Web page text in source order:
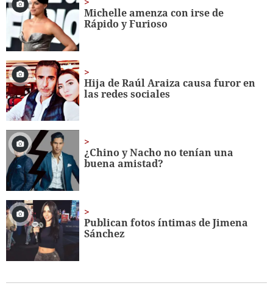
minute,
56
seconds
Michelle amenza con irse de
Rápido y Furioso
Hija de Raúl Araiza causa furor en
las redes sociales
¿Chino y Nacho no tenían una
buena amistad?
Publican fotos íntimas de Jimena
Sánchez